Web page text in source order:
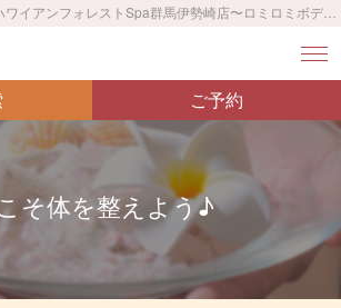
ご予約
そ体を整えよう♪